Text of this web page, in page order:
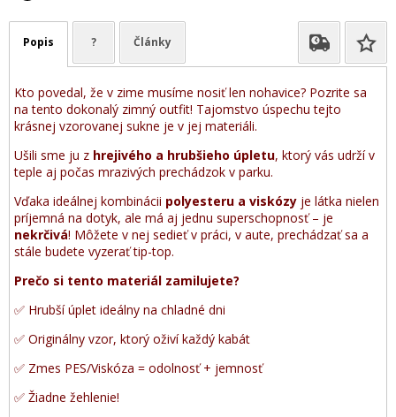
Popis ? Články
Kto povedal, že v zime musíme nosiť len nohavice? Pozrite sa
na tento dokonalý zimný outfit! Tajomstvo úspechu tejto
krásnej vzorovanej sukne je v jej materiáli.
Ušili sme ju z hrejivého a hrubšieho úpletu, ktorý vás udrží v
teple aj počas mrazivých prechádzok v parku.
Vďaka ideálnej kombinácii polyesteru a viskózy je látka nielen
príjemná na dotyk, ale má aj jednu superschopnosť – je
nekrčivá! Môžete v nej sedieť v práci, v aute, prechádzať sa a
stále budete vyzerať tip-top.
Prečo si tento materiál zamilujete?
✅ Hrubší úplet ideálny na chladné dni
✅ Originálny vzor, ktorý oživí každý kabát
✅ Zmes PES/Viskóza = odolnosť + jemnosť
✅ Žiadne žehlenie!